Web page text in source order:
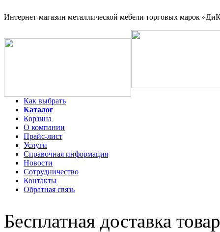
Интернет-магазин металлической мебели торговых марок
Как выбрать
Каталог
Корзина
О компании
Прайс-лист
Услуги
Справочная информация
Новости
Сотрудничество
Контакты
Обратная связь
Бесплатная доставка